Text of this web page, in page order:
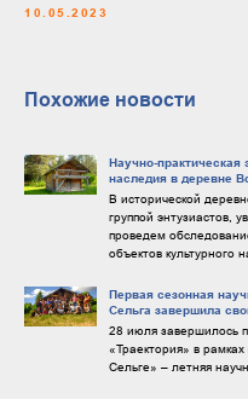
10.05.2023
Похожие новости
Научно-практическая
наследия в деревне
В исторической
группой энтузиастов,
проведем
объектов культурного
Первая сезонная
Сельга завершила
28 июля завершилось
«Траектория» в
Сельге» – летняя